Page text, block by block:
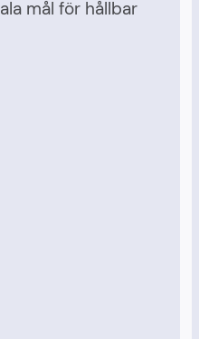
mål för hållbar